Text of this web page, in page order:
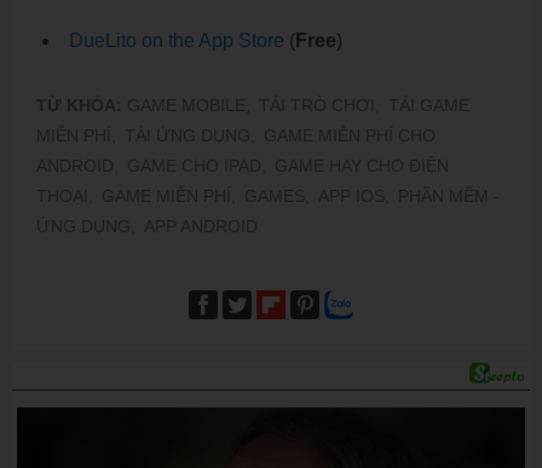
‎DueLito on the App Store ( Free)
TỪ KHÓA: GAME MOBILE, TẢI TRÒ CHƠI,
TẢI GAME
MIỄN PHÍ,
TẢI ỨNG DỤNG,
GAME MIỄN PHÍ CHO
ANDROID,
GAME CHO IPAD,
GAME HAY CHO ĐIỆN
THOẠI,
GAME MIỄN PHÍ, GAMES, APP IOS,
PHẦN MỀM -
ỨNG DỤNG,
APP ANDROID